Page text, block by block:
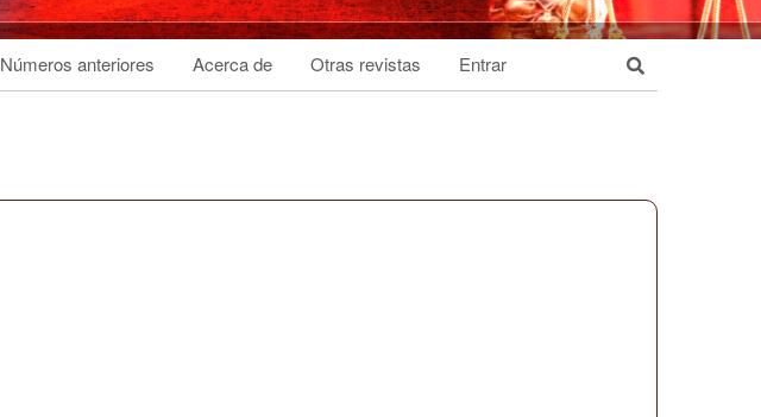
Números anteriores Acerca de Otras revistas Entrar